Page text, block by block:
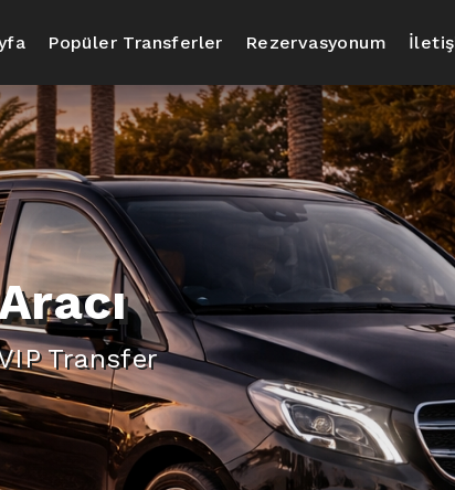
Popüler Transferler Rezervasyonum
Transfer